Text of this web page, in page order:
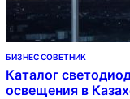
БИЗНЕС СОВЕТНИК
Каталог
освещения в